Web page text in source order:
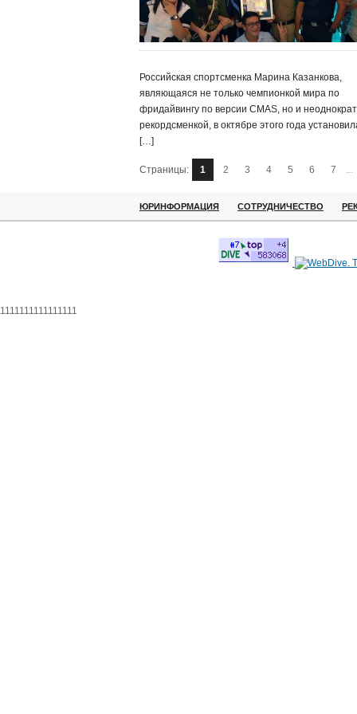
Российская спортсменка Марина Казанкова,
являющаяся не только чемпионкой мира по
фридайвингу по версии CMAS, но и
рекордсменкой, в октябре этого года
[…]
Страницы: 1 2 3 4 5 6 7 ...
ЮРИНФОРМАЦИЯ СОТРУДНИЧЕСТВО
1111111111111111